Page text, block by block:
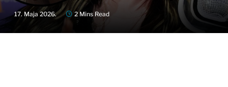
17. Maja 2026. 2 Mins Read